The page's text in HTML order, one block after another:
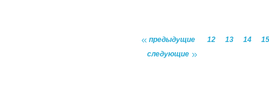
предыдущие 12 13 14
15
следующие